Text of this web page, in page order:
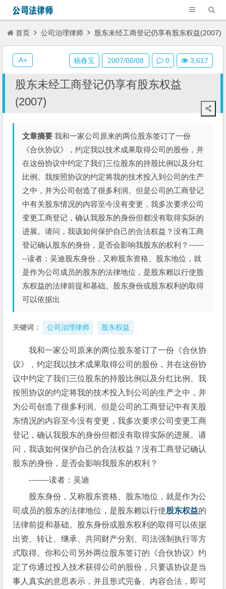
首页 公司治理律师 股东未经工商登记仍享有股东权益(2007)
股东未经工商登记仍享有股东权益
(2007)
文章摘要 我和一家公司原来的两位股东签订了一份
《合伙协议》，约定我以技术成果取得公司的股份，并
在这份协议中约定了我们三位股东的持股比例以及分红
比例。我按照协议的约定将我的技术投入到公司的生产
之中，并为公司创造了很多利润。但是公司的工商登记
中有关股东情况的内容至今没有变更，我多次要求公司
变更工商登记，确认我股东的身份但都没有取得实际的
进展。请问，我该如何保护自己的合法权益？没有工商
登记确认股东的身份，是否会影响我股东的权利？------
--读者：吴迪股东身份，又称股东资格、股东地位，就
是作为公司成员的股东的法律地位，是股东赖以行使股
东权益的法律前提和基础。股东身份或股东权利的取得
可以依据出
关键词： 公司治理律师 股东权益
我和一家公司原来的两位股东签订了一份《合伙协
议》，约定我以技术成果取得公司的股份，并在这份协
议中约定了我们三位股东的持股比例以及分红比例。我
按照协议的约定将我的技术投入到公司的生产之中，并
为公司创造了很多利润。但是公司的工商登记中有关股
东情况的内容至今没有变更，我多次要求公司变更工商
登记，确认我股东的身份但都没有取得实际的进展。请
问，我该如何保护自己的合法权益？没有工商登记确认
股东的身份，是否会影响我股东的权利？
--------读者：吴迪
股东身份，又称股东资格、股东地位，就是作为公
司成员的股东的法律地位，是股东赖以行使股东权益的
法律前提和基础。股东身份或股东权利的取得可以依据
出资、转让、继承、共同财产分割、司法强制执行等方
式取得。你和公司另外两位股东签订的《合伙协议》约
定了你通过投入技术获得公司的股份，只要该协议是当
事人真实的意思表示，并且形式完备、内容合法，即可
杨春宝 2007/06/08 0 3,617
A+